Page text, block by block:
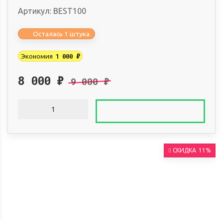
Артикул: BEST100
Осталась 1 штука
Экономия 1 000 ₽
8 000 ₽ 9 000₽
СКИДКА 11%